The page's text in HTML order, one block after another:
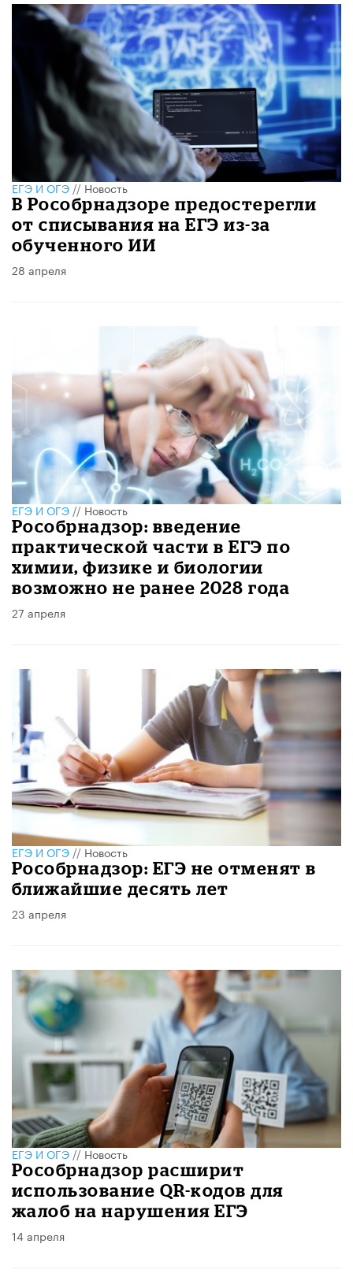
ЕГЭ И ОГЭ//Новость
В Рособрнадзоре предостерегли
от списывания на ЕГЭ из-за
обученного ИИ
28 апреля
ЕГЭ И ОГЭ//Новость
Рособрнадзор: введение
практической части в ЕГЭ по
химии, физике и биологии
возможно не ранее 2028 года
27 апреля
ЕГЭ И ОГЭ//Новость
Рособрнадзор: ЕГЭ не отменят в
ближайшие десять лет
23 апреля
ЕГЭ И ОГЭ//Новость
Рособрнадзор расширит
использование QR-кодов для
жалоб на нарушения ЕГЭ
14 апреля